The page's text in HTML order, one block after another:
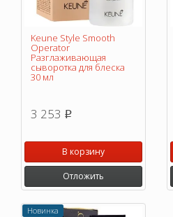
Keune Style Smooth
Operator
Разглаживающая
сыворотка для блеска
30 мл
3 253 p
В корзину
Отложить
Новинка